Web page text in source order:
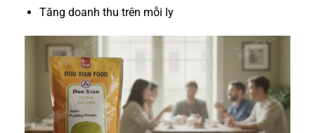
Tăng doanh thu trên mỗi ly